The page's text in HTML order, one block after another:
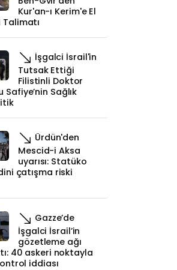
Kur'an-ı Kerim'e El
Talimatı
İşgalci İsrail'in
Tutsak Ettiği
Filistinli Doktor
Safiye’nin Sağlık
Ürdün'den
Mescid-i Aksa
uyarısı: Statüko
çatışma riski
Gazze’de
İşgalci İsrail’in
gözetleme ağı
40 askeri noktayla
iddiası